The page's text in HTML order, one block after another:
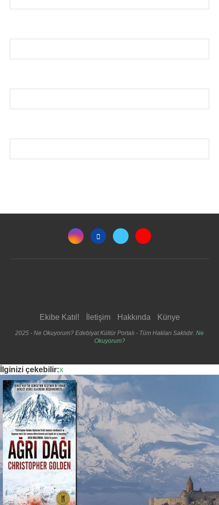
Ekibe Katıl! İletişim Hakkında Künye
2025 - Ne Okuyorum? Edebiyat Kültür Portalı - Tüm Hakları Saklıdır. Ne
Okuyorum?
İlginizi çekebilir:x